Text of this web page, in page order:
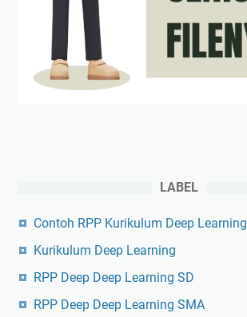
LABEL
Contoh RPP Kurikulum Deep Learning
Kurikulum Deep Learning
RPP Deep Deep Learning SD
RPP Deep Deep Learning SMA